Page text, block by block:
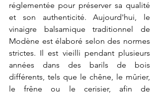
réglementée pour préserver sa qualité
et son authenticité. Aujourd'hui, le
vinaigre balsamique traditionnel de
Modène est élaboré selon des normes
strictes. Il est vieilli pendant plusieurs
années dans des barils de bois
différents, tels que le chêne, le mûrier,
le frêne ou le cerisier, afin de